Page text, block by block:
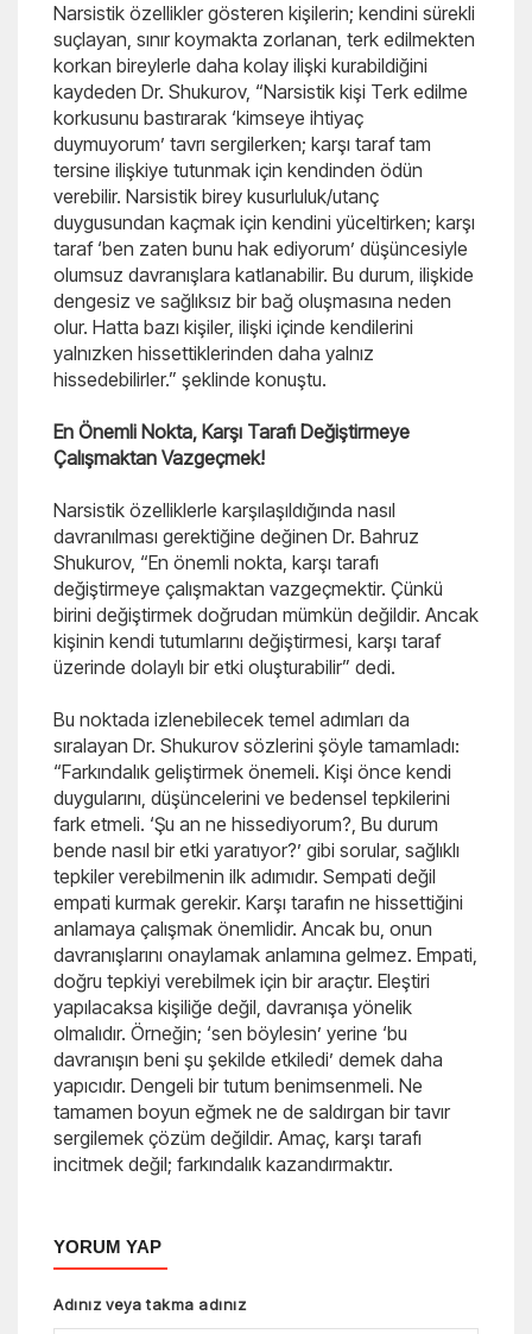
Narsistik özellikler gösteren kişilerin; kendini sürekli
suçlayan, sınır koymakta zorlanan, terk edilmekten
korkan bireylerle daha kolay ilişki kurabildiğini
kaydeden Dr. Shukurov, “Narsistik kişi Terk edilme
korkusunu bastırarak ‘kimseye ihtiyaç
duymuyorum’ tavrı sergilerken; karşı taraf tam
tersine ilişkiye tutunmak için kendinden ödün
verebilir. Narsistik birey kusurluluk/utanç
duygusundan kaçmak için kendini yüceltirken; karşı
taraf ‘ben zaten bunu hak ediyorum’ düşüncesiyle
olumsuz davranışlara katlanabilir. Bu durum, ilişkide
dengesiz ve sağlıksız bir bağ oluşmasına neden
olur. Hatta bazı kişiler, ilişki içinde kendilerini
yalnızken hissettiklerinden daha yalnız
hissedebilirler.” şeklinde konuştu.
En Önemli Nokta, Karşı Tarafı Değiştirmeye
Çalışmaktan Vazgeçmek!
Narsistik özelliklerle karşılaşıldığında nasıl
davranılması gerektiğine değinen Dr. Bahruz
Shukurov, “En önemli nokta, karşı tarafı
değiştirmeye çalışmaktan vazgeçmektir. Çünkü
birini değiştirmek doğrudan mümkün değildir. Ancak
kişinin kendi tutumlarını değiştirmesi, karşı taraf
üzerinde dolaylı bir etki oluşturabilir” dedi.
Bu noktada izlenebilecek temel adımları da
sıralayan Dr. Shukurov sözlerini şöyle tamamladı:
“Farkındalık geliştirmek önemeli. Kişi önce kendi
duygularını, düşüncelerini ve bedensel tepkilerini
fark etmeli. ‘Şu an ne hissediyorum?, Bu durum
bende nasıl bir etki yaratıyor?’ gibi sorular, sağlıklı
tepkiler verebilmenin ilk adımıdır. Sempati değil
empati kurmak gerekir. Karşı tarafın ne hissettiğini
anlamaya çalışmak önemlidir. Ancak bu, onun
davranışlarını onaylamak anlamına gelmez. Empati,
doğru tepkiyi verebilmek için bir araçtır. Eleştiri
yapılacaksa kişiliğe değil, davranışa yönelik
olmalıdır. Örneğin; ‘sen böylesin’ yerine ‘bu
davranışın beni şu şekilde etkiledi’ demek daha
yapıcıdır. Dengeli bir tutum benimsenmeli. Ne
tamamen boyun eğmek ne de saldırgan bir tavır
sergilemek çözüm değildir. Amaç, karşı tarafı
incitmek değil; farkındalık kazandırmaktır.
YORUM YAP
Adınız veya takma adınız